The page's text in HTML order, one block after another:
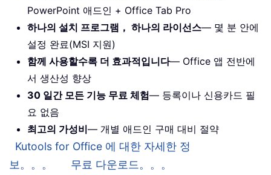
PowerPoint 애드인 + Office Tab Pro
하나의 설치 프로그램， 하나의 라이선스— 몇 분 안에
설정 완료(MSI 지원)
함께 사용할수록 더 효과적입니다— Office 앱 전반에
서 생산성 향상
30 일간 모든 기능 무료 체험— 등록이나 신용카드 필
요 없음
최고의 가성비— 개별 애드인 구매 대비 절약
Kutools for Office 에 대한 자세한 정
보。。。
무료 다운로드。。。